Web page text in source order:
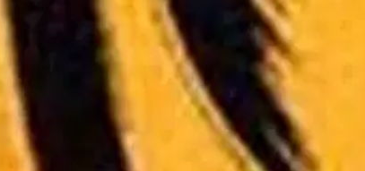
parantaa, anna palautetta.